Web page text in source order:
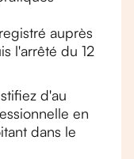
auprès
l'arrêté du 12
d'au
en
dans le